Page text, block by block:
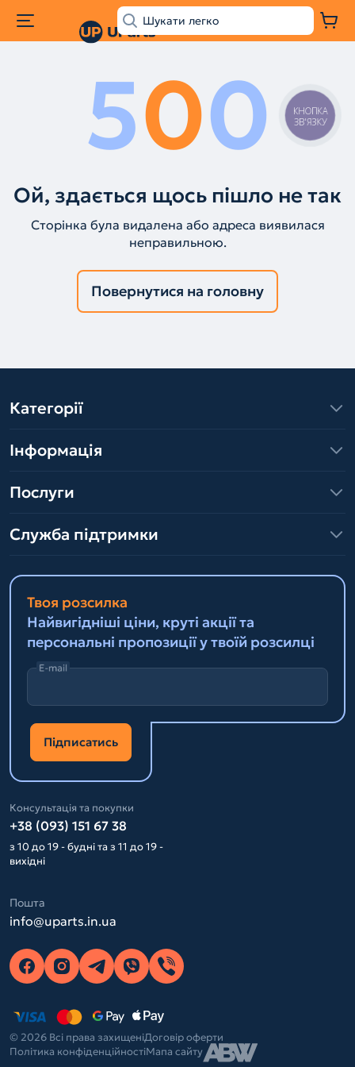
500
Ой, здається щось пішло не так
Сторінка була видалена або адреса виявилася
неправильною.
Повернутися на головну
Категорії
Інформація
Послуги
Служба підтримки
Твоя розсилка
Найвигідніші ціни, круті акції та
персональні пропозиції у твоїй розсилці
E-mail
Підписатись
Консультація та покупки
+38 (093) 151 67 38
з 10 до 19 - будні та з 11 до 19 -
вихідні
Пошта
info@uparts.in.ua
© 2026 Всі права захищеніДоговір оферти
Політика конфіденційностіМапа сайту
КНОПКА
ЗВ'ЯЗКУ